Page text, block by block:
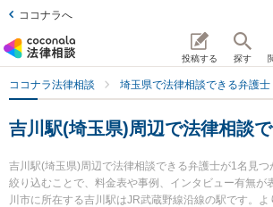
ココナラへ
投稿する 探す
ココナラ法律相談 埼玉県で法律相談できる弁護士
吉川駅(埼玉県)周辺で法律相談
吉川駅(埼玉県)周辺で法律相談できる弁護士が1名見
絞り込むことで、料金表や事例、インタビュー有無が
川市に所在する吉川駅はJR武蔵野線沿線の駅です。